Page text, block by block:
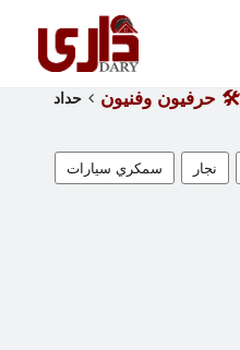
🛠️ حرفيون وفنيون حداد
نجار سمكري سيارات